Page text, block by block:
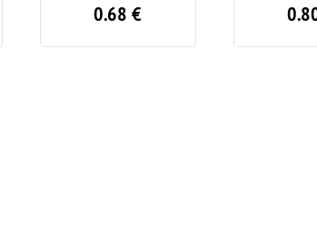
0.68 €